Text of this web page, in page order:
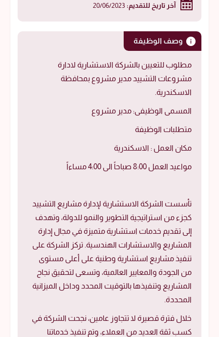
آخر تاريخ للتقديم:
وصف الوظيفة
مطلوب للتعيين بالشركة الاستشارية لادارة
مشروعات التشييد مدير مشروع بمحافظة
الاسكندرية.
المسمى الوظيفى: مدير مشروع
متطلبات الوظيفة
مكان العمل : الاسكندرية
مواعيد العمل 8:00 صباحاً الى 4:00 مساءاً
تأسست الشركة الاستشارية لإدارة مشاريع التشييد
كجزء من استراتيجية التطوير والنمو للدولة، وتهدف
إلى تقديم خدمات استشارية متميزة في مجال إدارة
المشاريع والاستشارات الهندسية. تركز الشركة على
تنفيذ مشاريع استشارية وطنية على أعلى مستوى
من الجودة والمعايير العالمية، وتسعى لتحقيق نجاح
المشاريع وتنفيذها بالتوقيت المحدد وداخل الميزانية
المحددة.
خلال فترة قصيرة لا تتجاوز عامين، نجحت الشركة في
كسب ثقة العديد من العملاء، وتم تنفيذ خدماتنا